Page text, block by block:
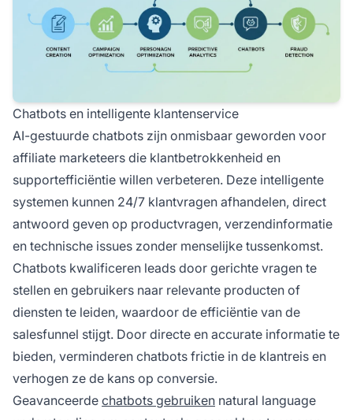
Chatbots en intelligente klantenservice
AI-gestuurde chatbots zijn onmisbaar geworden voor
affiliate marketeers die klantbetrokkenheid en
supportefficiëntie willen verbeteren. Deze intelligente
systemen kunnen 24/7 klantvragen afhandelen, direct
antwoord geven op productvragen, verzendinformatie
en technische issues zonder menselijke tussenkomst.
Chatbots kwalificeren leads door gerichte vragen te
stellen en gebruikers naar relevante producten of
diensten te leiden, waardoor de efficiëntie van de
salesfunnel stijgt. Door directe en accurate informatie te
bieden, verminderen chatbots frictie in de klantreis en
verhogen ze de kans op conversie.
Geavanceerde chatbots gebruiken natural language